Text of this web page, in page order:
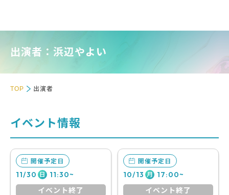
出演者：浜辺やよい
TOP 出演者
イベント情報
開催予定日
11/30 日 11:30~
イベント終了
開催予定日
10/13 月 17:00~
イベント終了